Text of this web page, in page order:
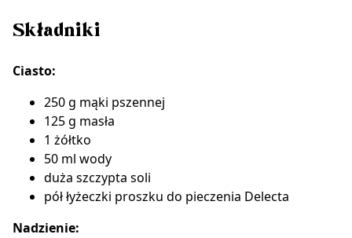
Składniki
Ciasto:
250 g mąki pszennej
125 g masła
1 żółtko
50 ml wody
duża szczypta soli
pół łyżeczki proszku do pieczenia Delecta
Nadzienie: